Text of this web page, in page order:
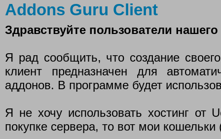
Addons Guru Client
Здравствуйте пользователи нашего
Я рад сообщить, что создание
клиент предназначен для
аддонов. В программе будет
Я не хочу использовать хостинг
покупке сервера, то вот мои